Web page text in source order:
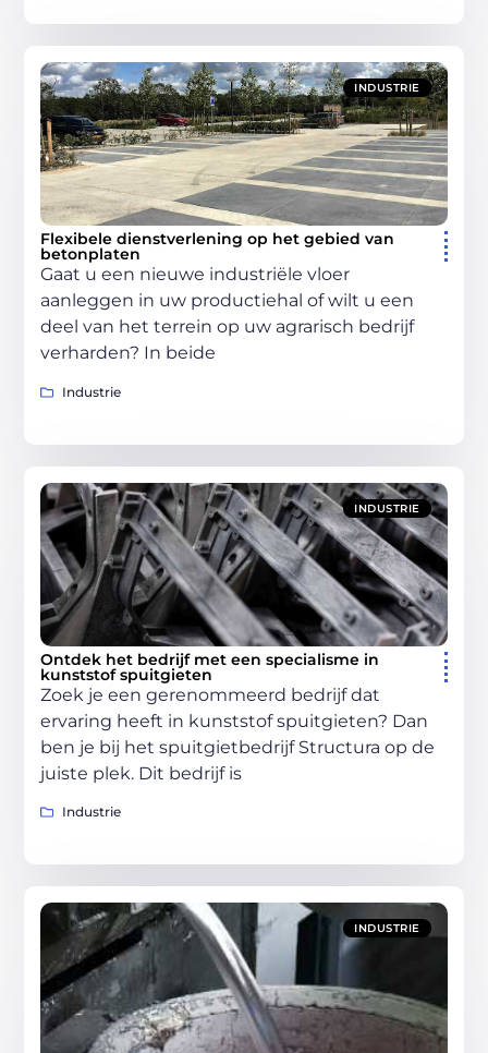
INDUSTRIE
Flexibele dienstverlening op het gebied van
betonplaten
Gaat u een nieuwe industriële vloer
aanleggen in uw productiehal of wilt u een
deel van het terrein op uw agrarisch bedrijf
verharden? In beide
Industrie
INDUSTRIE
Ontdek het bedrijf met een specialisme in
kunststof spuitgieten
Zoek je een gerenommeerd bedrijf dat
ervaring heeft in kunststof spuitgieten? Dan
ben je bij het spuitgietbedrijf Structura op de
juiste plek. Dit bedrijf is
Industrie
INDUSTRIE